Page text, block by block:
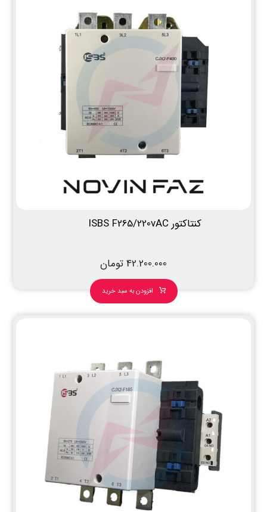
کنتاکتور ISBS F265/220vAC
42.200.000تومان
افزودن به سبد خرید